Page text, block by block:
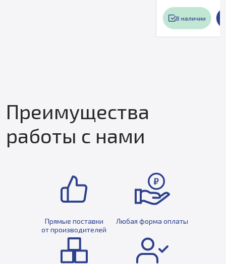
Преимущества
работы с нами
Прямые поставки
от производителей
Любая форма оплаты